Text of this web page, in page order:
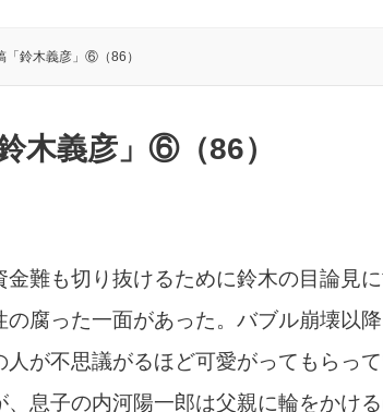
「鈴木義彦」⑥（86）
木義彦」⑥（86）
金難も切り抜けるために鈴木の目論見
の腐った一面があった。バブル崩壊以
人が不思議がるほど可愛がってもらっ
、息子の内河陽一郎は父親に輪をかけ